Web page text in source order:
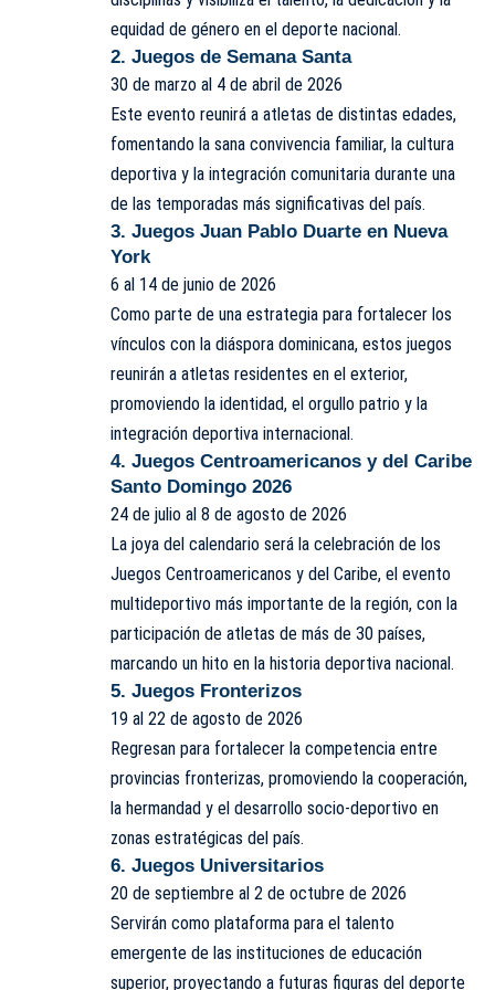
equidad de género en el deporte nacional.
2. Juegos de Semana Santa
30 de marzo al 4 de abril de 2026
Este evento reunirá a atletas de distintas edades,
fomentando la sana convivencia familiar, la cultura
deportiva y la integración comunitaria durante una
de las temporadas más significativas del país.
3. Juegos Juan Pablo Duarte en Nueva
York
6 al 14 de junio de 2026
Como parte de una estrategia para fortalecer los
vínculos con la diáspora dominicana, estos juegos
reunirán a atletas residentes en el exterior,
promoviendo la identidad, el orgullo patrio y la
integración deportiva internacional.
4. Juegos Centroamericanos y del Caribe
Santo Domingo 2026
24 de julio al 8 de agosto de 2026
La joya del calendario será la celebración de los
Juegos Centroamericanos y del Caribe, el evento
multideportivo más importante de la región, con la
participación de atletas de más de 30 países,
marcando un hito en la historia deportiva nacional.
5. Juegos Fronterizos
19 al 22 de agosto de 2026
Regresan para fortalecer la competencia entre
provincias fronterizas, promoviendo la cooperación,
la hermandad y el desarrollo socio-deportivo en
zonas estratégicas del país.
6. Juegos Universitarios
20 de septiembre al 2 de octubre de 2026
Servirán como plataforma para el talento
emergente de las instituciones de educación
superior, proyectando a futuras figuras del deporte